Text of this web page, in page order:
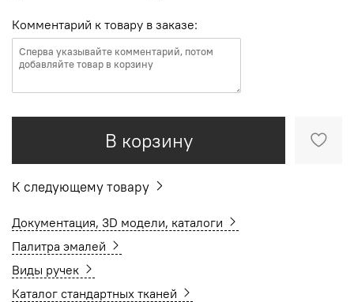
Комментарий к товару в заказе:
В корзину
К следующему товару
Документация, 3D модели, каталоги
Палитра эмалей
Виды ручек
Каталог стандартных тканей